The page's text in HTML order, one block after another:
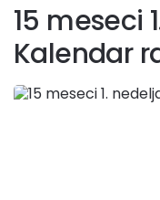
15 meseci
Kalendar